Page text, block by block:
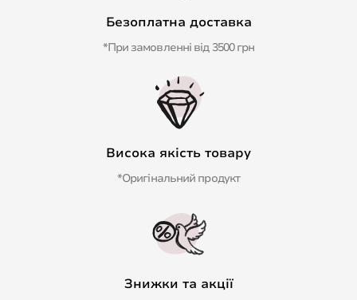
Безоплатна доставка
*При замовленні від 3500 грн
Висока якість товару
*Оригінальний продукт
Знижки та акції